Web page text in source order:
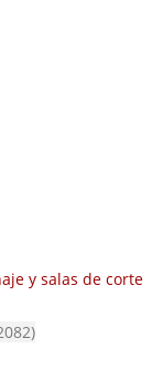
y salas de corte